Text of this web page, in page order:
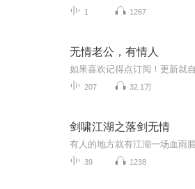
1 1267
无情老公，有情人
207 32.1万
剑啸江湖之落剑无情
39 1238